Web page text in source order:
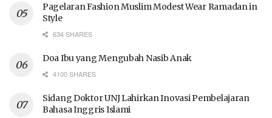
Pagelaran Fashion Muslim Modest Wear Ramadan in
Style
634 SHARES
Doa Ibu yang Mengubah Nasib Anak
4100 SHARES
Sidang Doktor UNJ Lahirkan Inovasi Pembelajaran
Bahasa Inggris Islami